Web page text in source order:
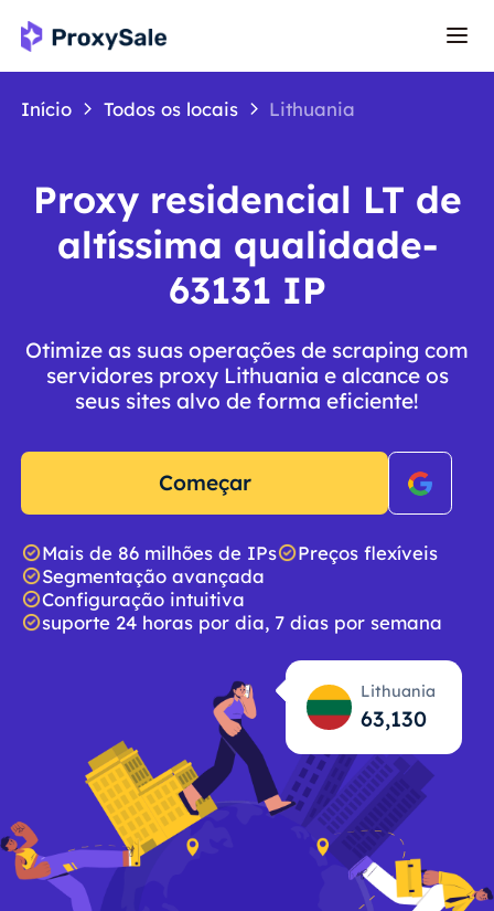
Início Todos os locais Lithuania
Proxy residencial LT de
altíssima qualidade-
63131 IP
Otimize as suas operações de scraping com
servidores proxy Lithuania e alcance os
seus sites alvo de forma eficiente!
Começar
Mais de 86 milhões de IPs
Preços flexíveis
Segmentação avançada
Configuração intuitiva
suporte 24 horas por dia, 7 dias por semana
Lithuania
63,131